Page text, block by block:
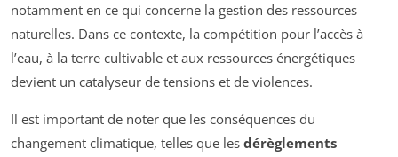
notamment en ce qui concerne la gestion des ressources
naturelles. Dans ce contexte, la compétition pour l’accès à
l’eau, à la terre cultivable et aux ressources énergétiques
devient un catalyseur de tensions et de violences.
Il est important de noter que les conséquences du
changement climatique, telles que les dérèglements